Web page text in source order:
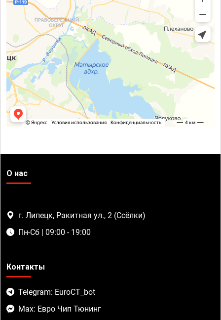
О нас
г. Липецк, Ракитная ул., 2 (Ссёлки)
Пн-Сб | 09:00 - 19:00
Контакты
Telegram: EuroCT_bot
Max: Евро Чип Тюнинг